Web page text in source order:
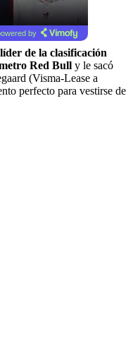
by
de la clasificación
Red Bull y le sacó
(Visma-Lease a
perfecto para vestirse de